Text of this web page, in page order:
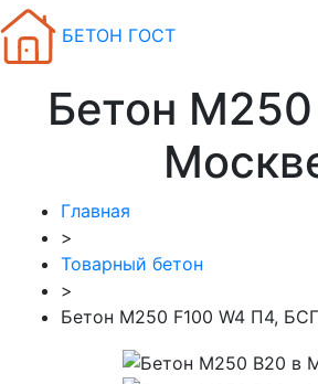
БЕТОН ГОСТ
Бетон
Главная
>
Товарный бетон
>
Бетон M250 F100 W4 П4,